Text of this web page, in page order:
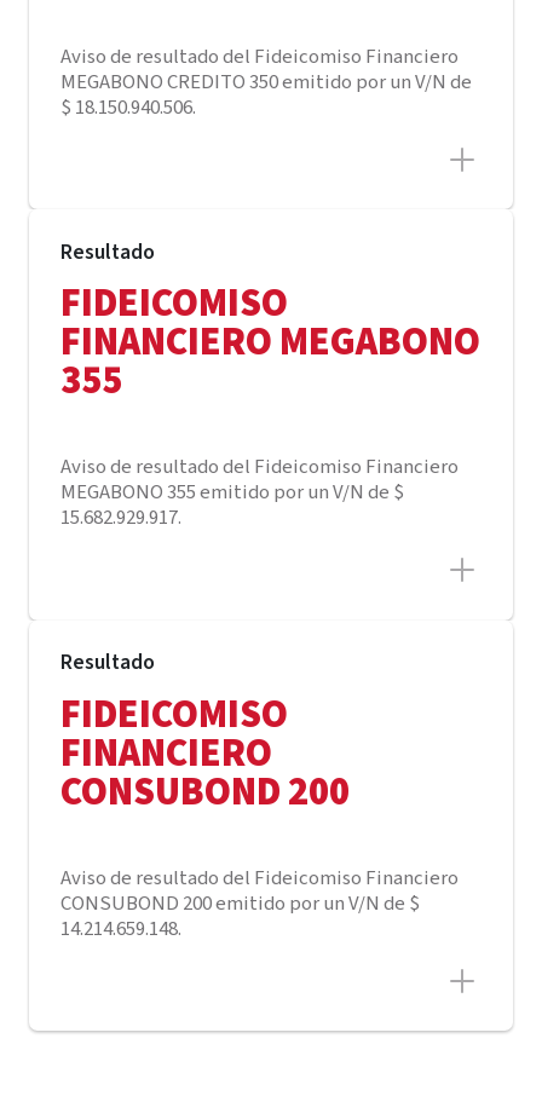
Aviso de resultado del Fideicomiso Financiero
MEGABONO CREDITO 350 emitido por un V/N de
$ 18.150.940.506.
Resultado
FIDEICOMISO
FINANCIERO MEGABONO
355
Aviso de resultado del Fideicomiso Financiero
MEGABONO 355 emitido por un V/N de $
15.682.929.917.
Resultado
FIDEICOMISO
FINANCIERO
CONSUBOND 200
Aviso de resultado del Fideicomiso Financiero
CONSUBOND 200 emitido por un V/N de $
14.214.659.148.